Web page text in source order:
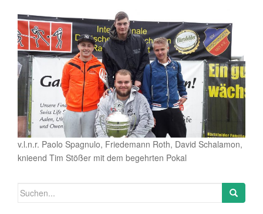
v.l.n.r. Paolo Spagnulo, Friedemann Roth, David Schalamon,
knieend Tim Stößer mit dem begehrten Pokal
Suchen